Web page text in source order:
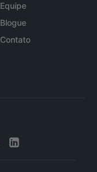
Equipe
Blogue
Contato